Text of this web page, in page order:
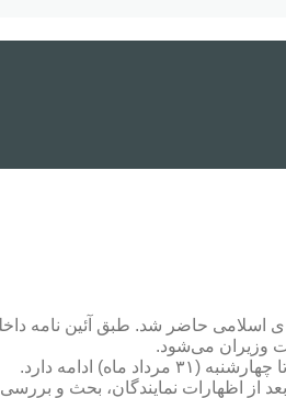
اسلامی حاضر شد. طبق آئین نامه
گیری نمی‌شود بلکه بعد از اظهارات نمایندگان،